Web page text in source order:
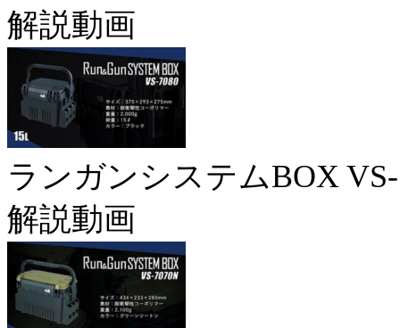
解説動画
ランガンシステムBOX
解説動画